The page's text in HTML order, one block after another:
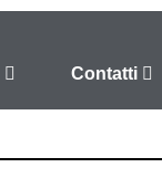
Contatti